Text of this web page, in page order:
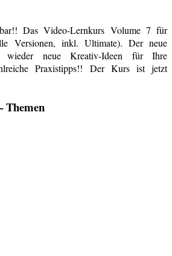
Das Video-Lernkurs Volume 7 für
Versionen, inkl. Ultimate). Der neue
wieder neue Kreativ-Ideen für Ihre
Praxistipps!! Der Kurs ist jetzt
Themen